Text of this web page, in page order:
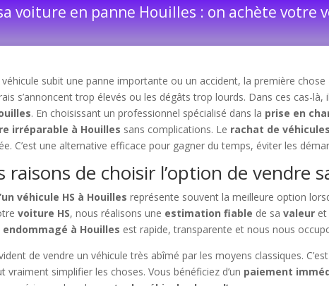
voiture en panne Houilles : on achète votre
subit une panne importante ou un accident, la première
s’annoncent trop élevés ou les dégâts trop lourds. Dans ces cas-
. En choisissant un professionnel spécialisé dans la prise en
irréparable à Houilles sans complications. Le rachat de
C’est une alternative efficace pour gagner du temps, éviter les
raisons de choisir l’option de vendre
véhicule HS à Houilles représente souvent la meilleure option
voiture HS, nous réalisons une estimation fiable de savaleur
à Houilles est rapide, transparente et nous nous
de vendre un véhicule très abîmé par les moyens classiques.
vraiment simplifier les choses. Vous bénéficiez d’un paiement